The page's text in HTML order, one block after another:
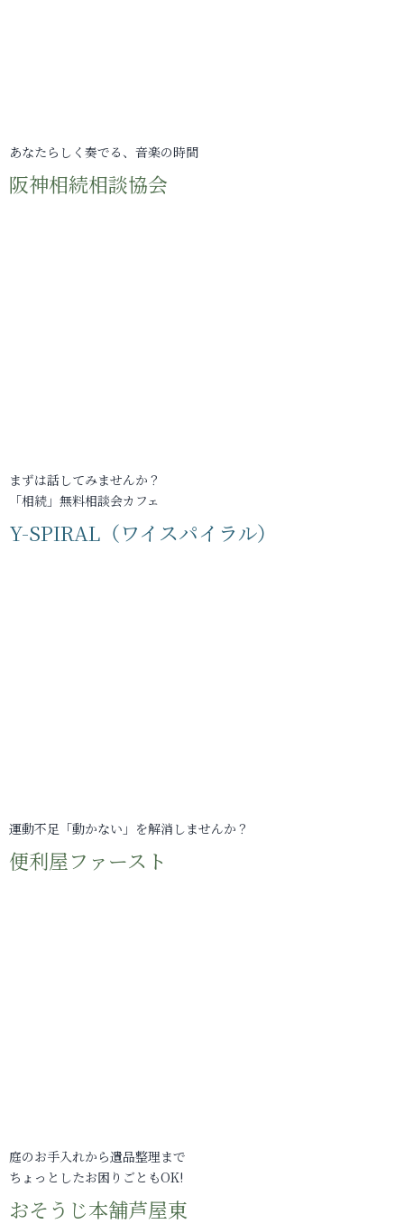
あなたらしく奏でる、音楽の時間
阪神相続相談協会
まずは話してみませんか？
「相続」無料相談会カフェ
Y-SPIRAL（ワイスパイラル）
運動不足「動かない」を解消しませんか？
便利屋ファースト
庭のお手入れから遺品整理まで
ちょっとしたお困りごともOK!
おそうじ本舗芦屋東